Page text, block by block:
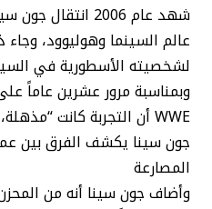
شهد عام 2006
عالم السينما وهوليوود،
لشخصيته الأسطورية في
وبمناسبة مرور عشرين عاماً
WWE أن التجربة كانت “مذهلة، ثم مُخيبة للآمال فوراً”.
جون سينا يكشف الفرق بين
المصارعة
وأضاف جون سينا أنه من